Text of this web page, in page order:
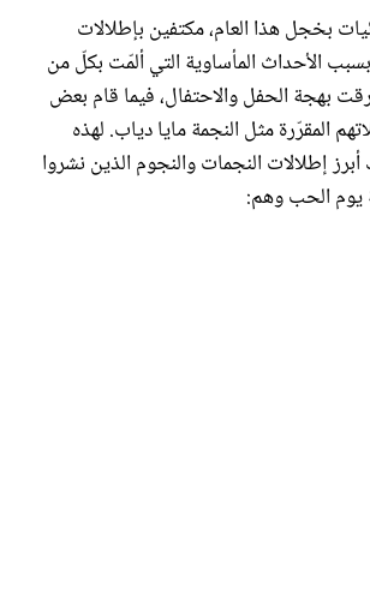
بخجل هذا العام، مكتفين بإطلالات
الأحداث المأساوية التي ألمّت بكلّ من
بهجة الحفل والاحتفال، فيما قام بعض
المقرّرة مثل النجمة مايا دياب. لهذه
أبرز إطلالات النجمات والنجوم الذين نشروا
يوم الحب وهم:
مجلة سيدتي